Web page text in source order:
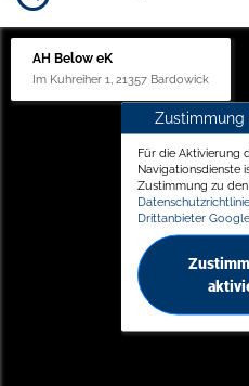
AH Below eK
Im Kuhreiher 1, 21357 Bardowick
Für die Aktivierung
Navigationsdienste
Zustimmung zu den
Drittanbieter